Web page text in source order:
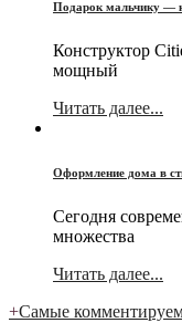
Подарок мальчику —
Конструктор
мощный
Читать далее...
Оформление дома в
Сегодня
множества
Читать далее...
+Самые